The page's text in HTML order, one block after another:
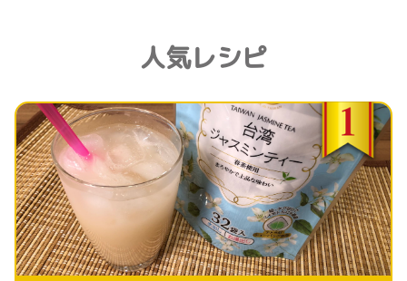
人気レシピ